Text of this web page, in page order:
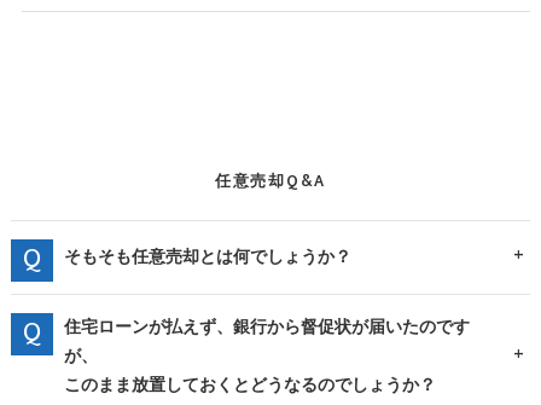
任意売却Q&A
そもそも任意売却とは何でしょうか？
住宅ローンが払えず、銀行から督促状が届いたのです
が、
このまま放置しておくとどうなるのでしょうか？